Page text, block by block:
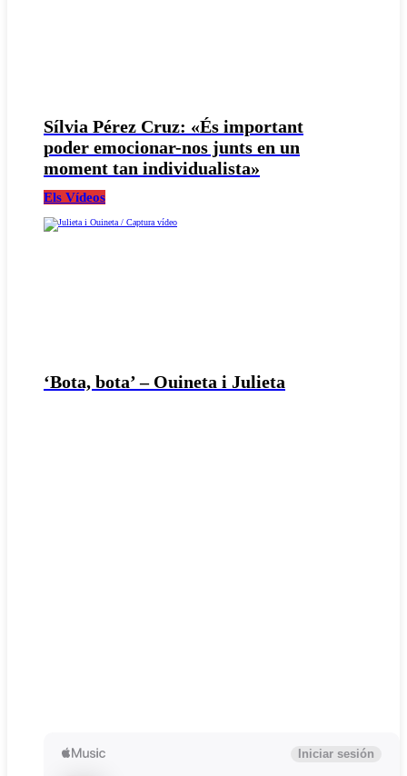
Sílvia Pérez Cruz: «És important
poder emocionar-nos junts en un
moment tan individualista»
Els Vídeos
‘Bota, bota’ – Ouineta i Julieta